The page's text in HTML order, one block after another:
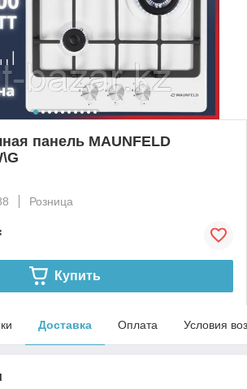
панель MAUNFELD
Розница
Купить
Доставка Оплата Условия